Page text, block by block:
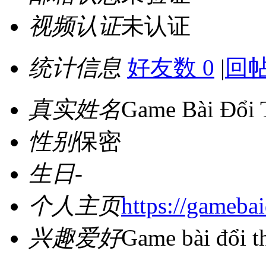
视频认证未认证
统计信息 好友数 0 | 回
真实姓名Game Bài Đổi
性别保密
生日-
个人主页https://
兴趣爱好Game bài đổi